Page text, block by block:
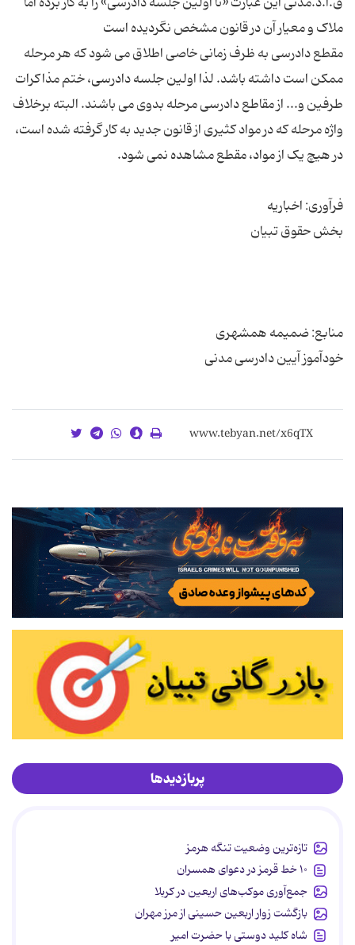
مقطع دادرسی به ظرف زمانی خاصی اطلاق می شود که هر مرحله
ممکن است داشته باشد. لذا اولین جلسه دادرسی، ختم مذاکرات
طرفین و... از مقاطع دادرسی مرحله بدوی می باشند. البته برخلاف
واژه مرحله که در مواد کثیری از قانون جدید به کار گرفته شده است،
خودآموز آیین دادرسی مدنی
پربازدیدها
تازه‌ترین وضعیت تنگه هرمز
۱۰ خط قرمز در دعوای همسران
جمع‌آوری موکب‌های اربعین در کربلا
بازگشت زوار اربعین حسینی از مرز مهران
شاه کلید دوستی با حضرت امیر